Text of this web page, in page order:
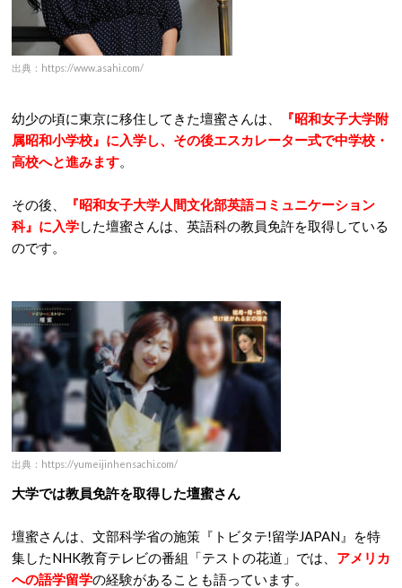
出典：https://www.asahi.com/
幼少の頃に東京に移住してきた壇蜜さんは、 『昭和女子大学附
属昭和小学校』に入学し、その後エスカレーター式で中学校・
高校へと進みます。
その後、 『昭和女子大学人間文化部英語コミュニケーション
科』に入学した壇蜜さんは、英語科の教員免許を取得している
のです。
出典：https://yumeijinhensachi.com/
大学では教員免許を取得した壇蜜さん
壇蜜さんは、文部科学省の施策『トビタテ!留学JAPAN』を特
集したNHK教育テレビの番組「テストの花道」では、 アメリカ
への語学留学の経験があることも語っています。